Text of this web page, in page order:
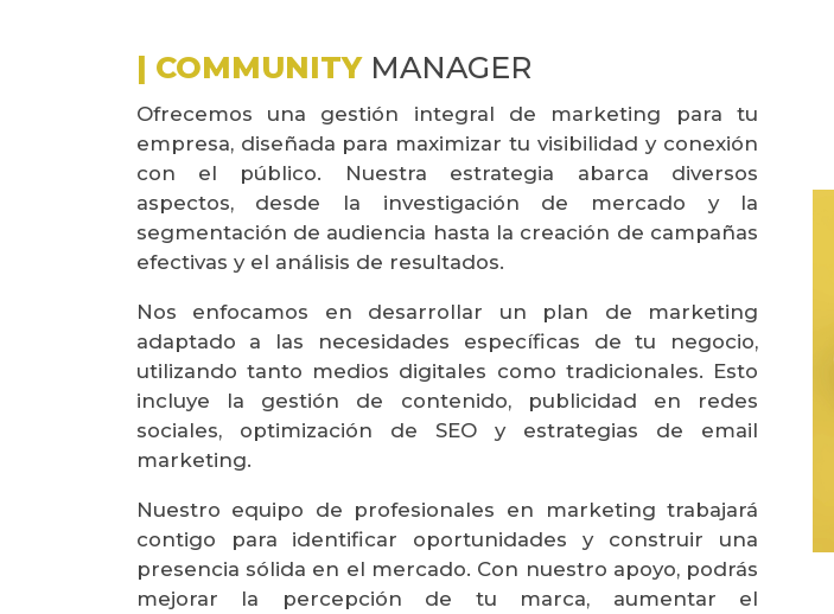
| COMMUNITY MANAGER
Ofrecemos una gestión integral de marketing para tu
empresa, diseñada para maximizar tu visibilidad y conexión
con el público. Nuestra estrategia abarca diversos
aspectos, desde la investigación de mercado y la
segmentación de audiencia hasta la creación de campañas
efectivas y el análisis de resultados.
Nos enfocamos en desarrollar un plan de marketing
adaptado a las necesidades específicas de tu negocio,
utilizando tanto medios digitales como tradicionales. Esto
incluye la gestión de contenido, publicidad en redes
sociales, optimización de SEO y estrategias de email
marketing.
Nuestro equipo de profesionales en marketing trabajará
contigo para identificar oportunidades y construir una
presencia sólida en el mercado. Con nuestro apoyo, podrás
mejorar la percepción de tu marca, aumentar el